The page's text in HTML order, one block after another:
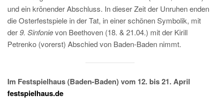
und ein krönender Abschluss. In dieser Zeit der Unruhen enden
die Osterfestspiele in der Tat, in einer schönen Symbolik, mit
der9. Sinfonievon Beethoven (18. & 21.04.) mit der Kirill
Petrenko (vorerst) Abschied von Baden-Baden nimmt.
Im Festspielhaus (Baden-Baden) vom 12. bis 21. April
festspielhaus.de